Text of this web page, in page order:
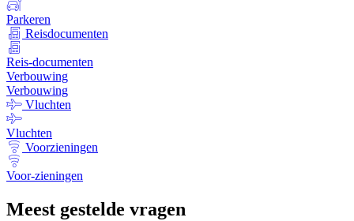
Parkeren
Reisdocumenten
Reis-documenten
Verbouwing
Verbouwing
Vluchten
Vluchten
Voorzieningen
Voor-zieningen
Meest gestelde vragen